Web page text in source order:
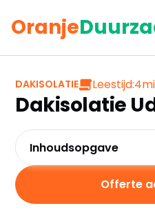
Oranje
DAKISOLATIE Leestijd:4
Dakisolatie
Inhoudsopgave
Waarom kiezen voor
Kosten en besparingen
Subsidies in Uden
Offerte